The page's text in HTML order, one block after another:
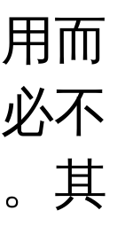
而
不
其